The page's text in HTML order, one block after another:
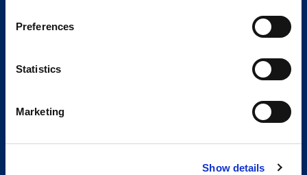
Preferences
Statistics
Marketing
Show details